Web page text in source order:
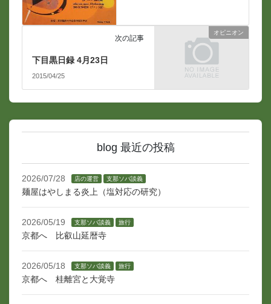
オピニオン
次の記事
下目黒日録 4月23日
2015/04/25
blog 最近の投稿
2026/07/28 店の運営 支那ソバ談義
麺屋はやしまる炎上（塩対応の研究）
2026/05/19 支那ソバ談義 旅行
京都へ 比叡山延暦寺
2026/05/18 支那ソバ談義 旅行
京都へ 桂離宮と大覚寺